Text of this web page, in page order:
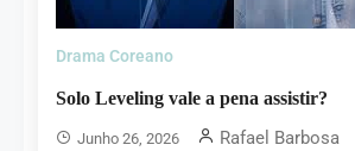
Drama Coreano
Solo Leveling vale a pena assistir?
Junho 26, 2026 Rafael Barbosa